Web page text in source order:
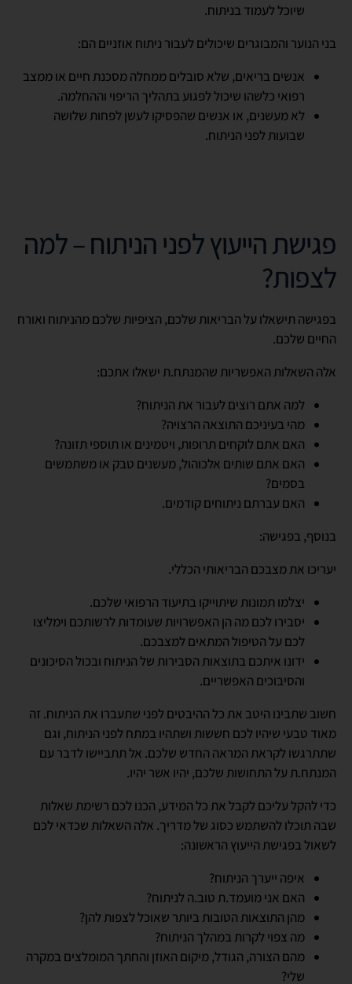
שיוכל לעמוד בניתוח.
בני הנוער והמבוגרים שיכולים לעבור ניתוח אוזניים הם:
אנשים בריאים, שלא סובלים ממחלה מסכנת חיים או ממצב
רפואי כלשהו שיכול לפגוע בתהליך הריפוי וההחלמה.
לא מעשנים, או אנשים שהפסיקו לעשן לפחות שלושה
שבועות לפני הניתוח.
פגישת הייעוץ לפני הניתוח – למה
לצפות?
בפגישה תישאלו על הבריאות שלכם, הציפיות שלכם מהניתוח ואורח
החיים שלכם.
אלה השאלות האפשריות שהמנתח.ת ישאלו אתכם:
למה אתם רוצים לעבור את הניתוח?
מהי בעיניכם התוצאה הרצויה?
האם אתם לוקחים תרופות, ויטמינים או תוספי תזונה?
האם אתם שותים אלכוהול, מעשנים טבק או משתמשים
בסמים?
האם עברתם ניתוחים קודמים.
בנוסף, בפגישה:
יעריכו את מצבכם הבריאותי הכללי.
יצלמו תמונות שיתוייקו בתיעוד הרפואי שלכם.
יסבירו לכם מה הן האפשרויות שעומדות לרשותכם וימליצו
לכם על הטיפול המתאים למצבכם.
ידונו איתכם בתוצאות הסבירות של הניתוח ובכול הסיכונים
והסיבוכים האפשריים.
חשוב שתבינו היטב את כל ההיבטים לפני שתעברו את הניתוח. זה
מאוד טבעי שיהיו לכם חששות ושתהיו במתח לפני הניתוח, וגם
שתתרגשו לקראת המראה החדש שלכם. אל תתביישו לדבר עם
המנתח.ת על התחושות שלכם, יהיו אשר יהיו.
כדי להקל עליכם לקבל את כל המידע, הכנו לכם רשימת שאלות
שבה תוכלו להשתמש כסוג של מדריך. אלה השאלות שכדאי לכם
לשאול בפגישת הייעוץ הראשונה:
איפה ייערך הניתוח?
האם אני מועמד.ת טוב.ה לניתוח?
מהן התוצאות הטובות ביותר שאוכל לצפות להן?
מה צפוי לקרות במהלך הניתוח?
מהם הצורה, הגודל, מיקום האוזן והחתך המומלצים במקרה
שלי?